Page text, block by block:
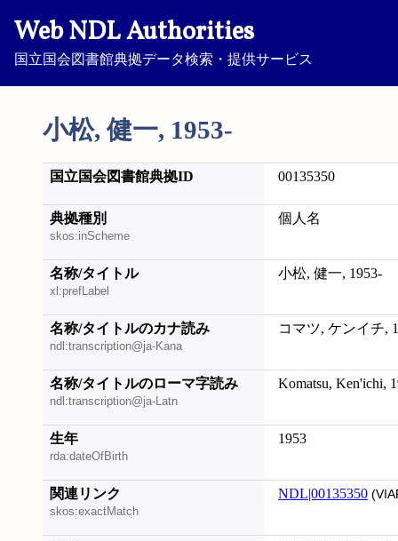
Web NDL Authorities
国立国会図書館典拠データ検索・提供サービス
小松, 健一, 1953-
国立国会図書館典拠ID 00135350
典拠種別
skos:inScheme
個人名
名称/タイトル
xl:prefLabel
小松, 健一, 1953-
名称/タイトルのカナ読み
ndl:transcription@ja-Kana
コマツ, ケンイチ,
名称/タイトルのローマ字読み
ndl:transcription@ja-Latn
Komatsu, Ken'ichi,
生年
rda:dateOfBirth
1953
関連リンク
skos:exactMatch
NDL|00135350